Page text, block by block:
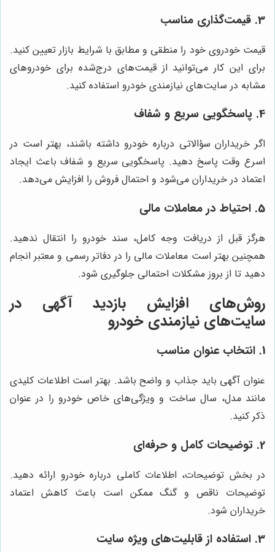
3. قیمت‌گذاری مناسب
قیمت خودروی خود را منطقی و مطابق با شرایط بازار تعیین کنید.
برای این کار می‌توانید از قیمت‌های درج‌شده برای خودروهای
مشابه در سایت‌های نیازمندی خودرو استفاده کنید.
4. پاسخگویی سریع و شفاف
اگر خریداران سؤالاتی درباره خودرو داشته باشند، بهتر است در
اسرع وقت پاسخ دهید. پاسخگویی سریع و شفاف باعث ایجاد
اعتماد در خریداران می‌شود و احتمال فروش را افزایش می‌دهد.
5. احتیاط در معاملات مالی
هرگز قبل از دریافت وجه کامل، سند خودرو را انتقال ندهید.
همچنین بهتر است معاملات مالی را در دفاتر رسمی و معتبر انجام
دهید تا از بروز مشکلات احتمالی جلوگیری شود.
روش‌های افزایش بازدید آگهی در
سایت‌های نیازمندی خودرو
1. انتخاب عنوان مناسب
عنوان آگهی باید جذاب و واضح باشد. بهتر است اطلاعات کلیدی
مانند مدل، سال ساخت و ویژگی‌های خاص خودرو را در عنوان
ذکر کنید.
2. توضیحات کامل و حرفه‌ای
در بخش توضیحات، اطلاعات کاملی درباره خودرو ارائه دهید.
توضیحات ناقص و گنگ ممکن است باعث کاهش اعتماد
خریداران شود.
3. استفاده از قابلیت‌های ویژه سایت